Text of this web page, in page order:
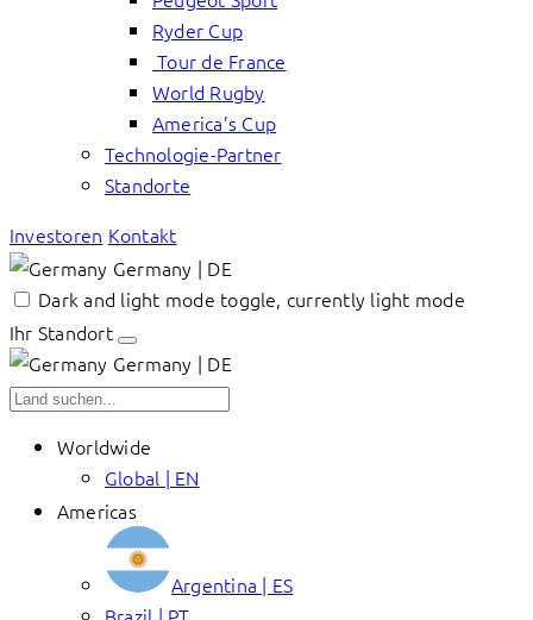
Ryder Cup
Tour de France
World Rugby
America’s Cup
Technologie-Partner
Standorte
Investoren Kontakt
Germany | DE
Dark and light mode toggle, currently light mode
Ihr Standort
Germany | DE
Worldwide
Global | EN
Americas
Argentina | ES